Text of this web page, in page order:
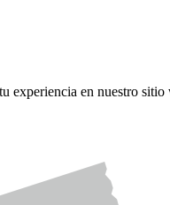
experiencia en nuestro